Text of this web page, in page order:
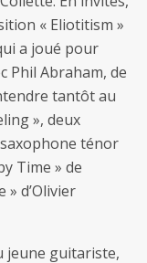
« Eliotitism »
a joué pour
Phil Abraham, de
tantôt au
», deux
ténor
Time » de
» d’Olivier
jeune guitariste,